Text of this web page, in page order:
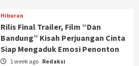
Hiburan
Rilis Final Trailer, Film “Dan
Bandung” Kisah Perjuangan Cinta
Siap Mengaduk Emosi Penonton
1 week ago Redaksi